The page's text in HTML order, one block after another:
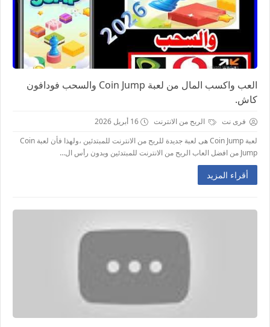
العب واكسب المال من لعبة Coin Jump والسحب فودافون
كاش.
فرى نت الربح من الانترنت
16 أبريل 2026
لعبة Coin Jump هى لعبة جديدة للربح من الانترنت للمبتدئين ،ولهذا فأن لعبة Coin
Jump من افضل العاب الربح من الانترنت للمبتدئين وبدون رأس ال...
أقراء المزيد